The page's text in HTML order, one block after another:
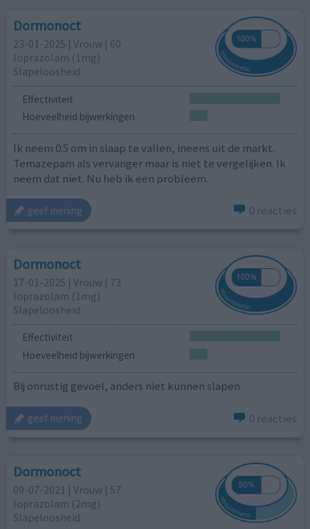
Dormonoct
23-01-2025 | Vrouw | 60
loprazolam (1mg)
Slapeloosheid
Effectiviteit
Hoeveelheid bijwerkingen
Ik neem 0.5 om in slaap te vallen, ineens uit de markt.
Temazepam als vervanger maar is niet te vergelijken. Ik
neem dat niet. Nu heb ik een probleem.
geef mening 0 reacties
Dormonoct
17-01-2025 | Vrouw | 73
loprazolam (1mg)
Slapeloosheid
Effectiviteit
Hoeveelheid bijwerkingen
Bij onrustig gevoel, anders niet kunnen slapen
geef mening 0 reacties
Dormonoct
09-07-2021 | Vrouw | 57
loprazolam (2mg)
Slapeloosheid